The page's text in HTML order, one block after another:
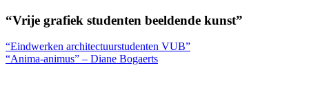
“Vrije grafiek studenten beeldende kunst”
Berichtnavigatie
“Eindwerken architectuurstudenten VUB”
“Anima-animus” – Diane Bogaerts